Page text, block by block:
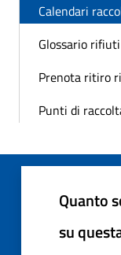
Calendari
Glossario rifiuti
Prenota ritiro
Punti di
Quanto
su